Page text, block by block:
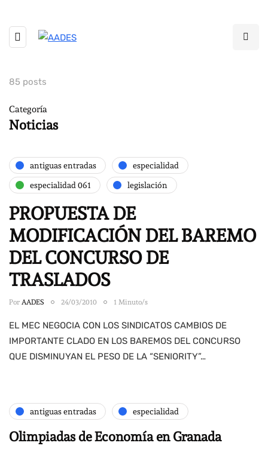
85 posts
Categoría
Noticias
antiguas entradas especialidad
especialidad 061 legislación
PROPUESTA DE
MODIFICACIÓN DEL BAREMO
DEL CONCURSO DE
TRASLADOS
Por AADES 24/03/2010 1 Minuto/s
EL MEC NEGOCIA CON LOS SINDICATOS CAMBIOS DE
IMPORTANTE CLADO EN LOS BAREMOS DEL CONCURSO
QUE DISMINUYAN EL PESO DE LA “SENIORITY”…
antiguas entradas especialidad
Olimpiadas de Economía en Granada